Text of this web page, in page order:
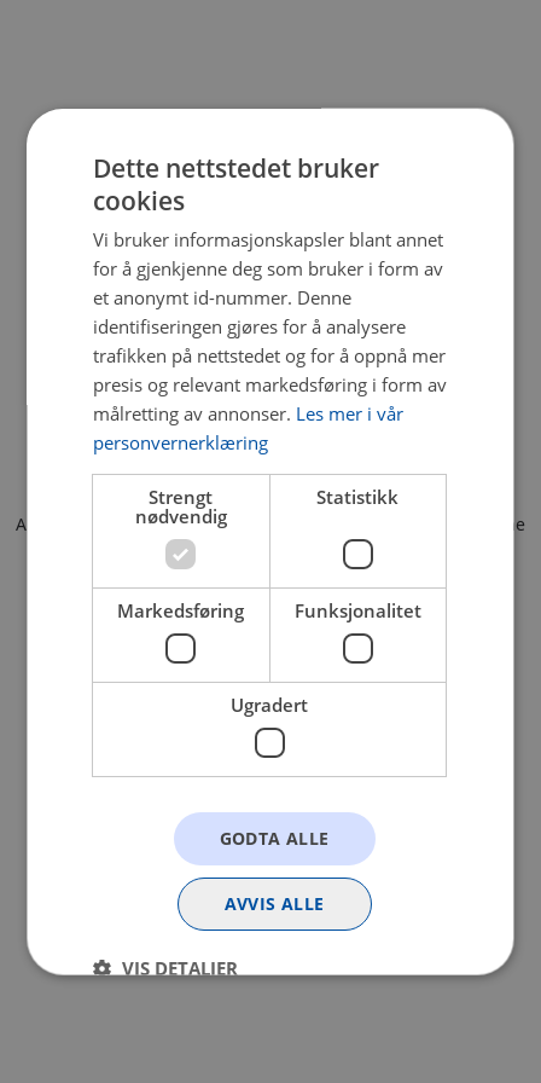
Application error: a client-side exception has occurred (see the
browser console for more information).
Dette nettstedet bruker
cookies
Vi bruker informasjonskapsler blant annet
for å gjenkjenne deg som bruker i form av
et anonymt id-nummer. Denne
identifiseringen gjøres for å analysere
trafikken på nettstedet og for å oppnå mer
presis og relevant markedsføring i form av
målretting av annonser. Les mer i vår
personvernerklæring
Strengt
nødvendig
Statistikk
Markedsføring Funksjonalitet
Ugradert
GODTA ALLE
AVVIS ALLE
VIS DETALJER